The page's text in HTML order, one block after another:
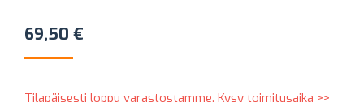
69,50 €
Tilapäisesti loppu varastostamme. Kysy toimitusaika >>